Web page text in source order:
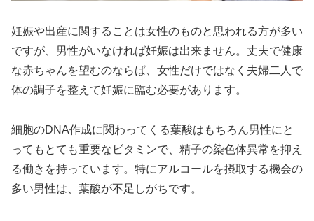
妊娠や出産に関することは女性のものと思われる方が多い
ですが、男性がいなければ妊娠は出来ません。丈夫で健康
な赤ちゃんを望むのならば、女性だけではなく夫婦二人で
体の調子を整えて妊娠に臨む必要があります。
細胞のDNA作成に関わってくる葉酸はもちろん男性にと
ってもとても重要なビタミンで、精子の染色体異常を抑え
る働きを持っています。特にアルコールを摂取する機会の
多い男性は、葉酸が不足しがちです。